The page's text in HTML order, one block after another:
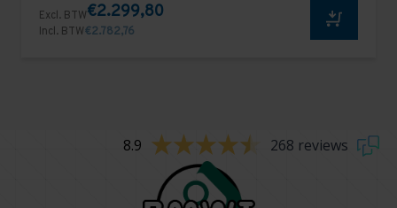
Excl. BTW€2.299,80
Incl. BTW€2.782,76
8.9 268 reviews